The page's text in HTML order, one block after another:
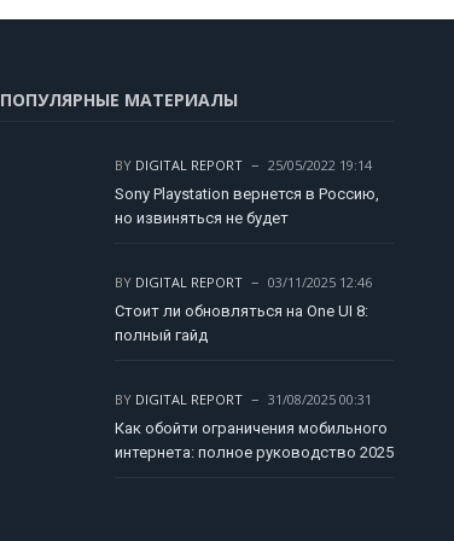
ПОПУЛЯРНЫЕ МАТЕРИАЛЫ
BY DIGITAL REPORT
25/05/2022 19:14
Sony Playstation вернется в Россию,
но извиняться не будет
BY DIGITAL REPORT
03/11/2025 12:46
Стоит ли обновляться на One UI 8:
полный гайд
BY DIGITAL REPORT
31/08/2025 00:31
Как обойти ограничения мобильного
интернета: полное руководство 2025